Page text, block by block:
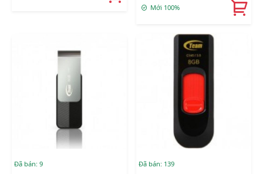
Mới 100%
Đã bán: 9 Đã bán: 139